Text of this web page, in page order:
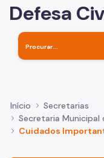
Defesa
Início
Secretarias
Secretaria Municipal
Cuidados